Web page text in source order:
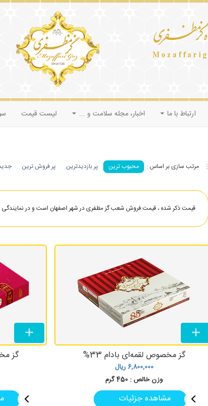
ارتباط با ما اخبار، مجله سلامت و ... لیست قیمت
محبوب ترین پر بازدیدترین پر فروش ترین
قیمت ذکر شده ، قیمت فروش شعب گز مظفری در شهر اصفهان است و در
گز مخصوص لقمه‌ای بادام 33%
6,800,000ریال
وزن خالص : 450 گرم
مشاهده جزئیات
گز